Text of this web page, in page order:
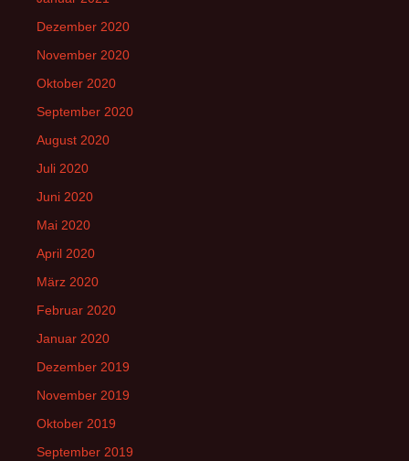
Dezember 2020
November 2020
Oktober 2020
September 2020
August 2020
Juli 2020
Juni 2020
Mai 2020
April 2020
März 2020
Februar 2020
Januar 2020
Dezember 2019
November 2019
Oktober 2019
September 2019